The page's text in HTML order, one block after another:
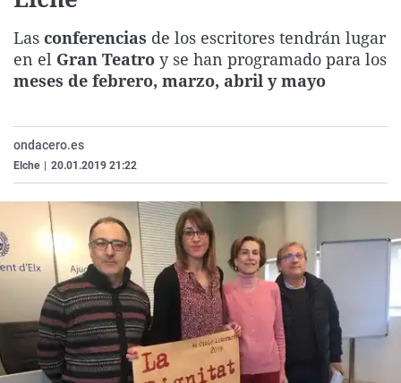
Gente viajera
Como el perro y el
Retornados
Equipo de
Galicia
La Rioja
Televisión
Elecciones
Las conferencias de los escritores tendrán lugar
en el Gran Teatro y se han programado para los
meses de febrero, marzo, abril y mayo
ondacero.es
Elche 20.01.2019 21:22